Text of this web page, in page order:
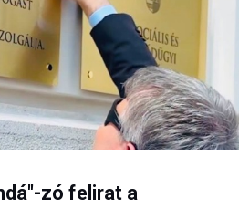
zó felirat a